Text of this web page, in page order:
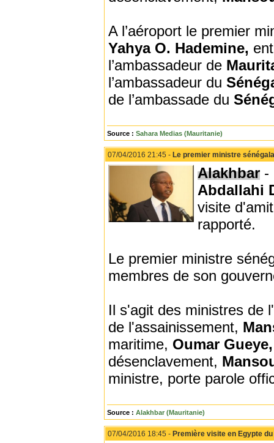
A l’aéroport le premier
Yahya O. Hademine,
l’ambassadeur de
l’ambassadeur du
de l’ambassade du
Source : Sahara Medias (Mauritanie)
07/04/2016 21:45 - Le premier ministre
Alakhbar -
Abdallahi
visite
rapporté.
Le premier ministre
membres de son
Il s'agit des ministres de
de l'assainissement,
maritime, Oumar
désenclavement,
ministre, porte parole
Source : Alakhbar (Mauritanie)
07/04/2016 18:45 - Première visite en Egypte